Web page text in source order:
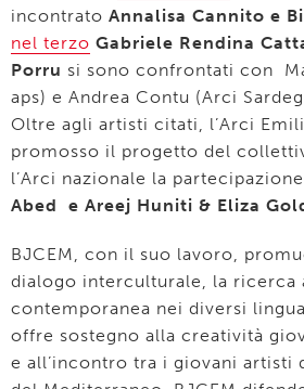
incontrato Annalisa Cannito e
nel terzo Gabriele Rendina
Porru si sono confrontati con
aps) e Andrea Contu (Arci
Oltre agli artisti citati, l’Arci
promosso il progetto del
l’Arci nazionale la
Abed e Areej Huniti & Eliza
BJCEM, con il suo lavoro,
dialogo interculturale, la ricerca
contemporanea nei diversi
offre sostegno alla creatività
e all’incontro tra i giovani artisti